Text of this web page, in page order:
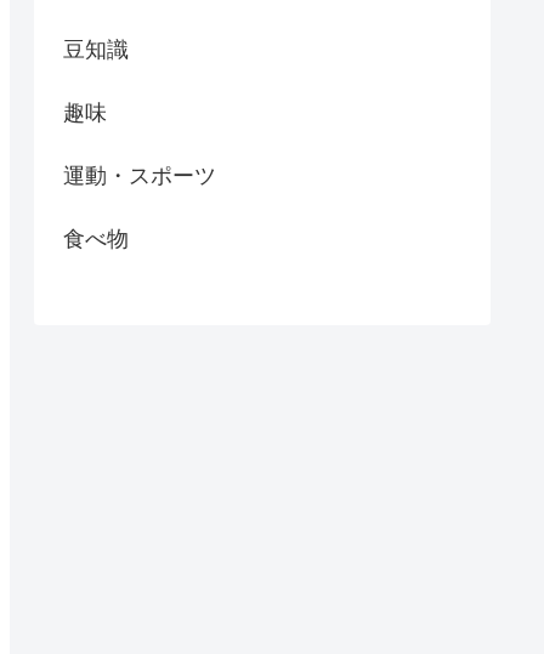
豆知識
趣味
運動・スポーツ
食べ物